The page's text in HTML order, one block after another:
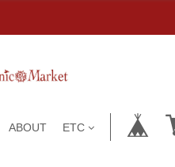
ABOUT ETC